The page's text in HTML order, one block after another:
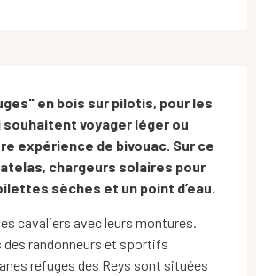
en bois sur pilotis, pour les
souhaitent voyager léger ou
expérience de bivouac. Sur ce
chargeurs solaires pour
sèches et un point d’eau.
cavaliers avec leurs montures.
des randonneurs et sportifs
refuges des Reys sont situées